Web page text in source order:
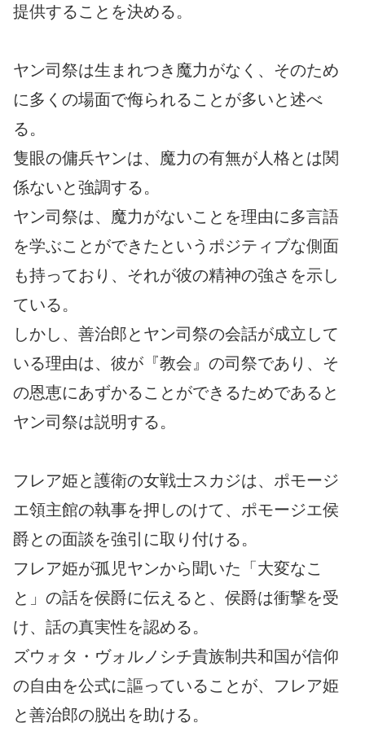
提供することを決める。
ヤン司祭は生まれつき魔力がなく、そのため
に多くの場面で侮られることが多いと述べ
る。
隻眼の傭兵ヤンは、魔力の有無が人格とは関
係ないと強調する。
ヤン司祭は、魔力がないことを理由に多言語
を学ぶことができたというポジティブな側面
も持っており、それが彼の精神の強さを示し
ている。
しかし、善治郎とヤン司祭の会話が成立して
いる理由は、彼が『教会』の司祭であり、そ
の恩恵にあずかることができるためであると
ヤン司祭は説明する。
フレア姫と護衛の女戦士スカジは、ポモージ
エ領主館の執事を押しのけて、ポモージエ侯
爵との面談を強引に取り付ける。
フレア姫が孤児ヤンから聞いた「大変なこ
と」の話を侯爵に伝えると、侯爵は衝撃を受
け、話の真実性を認める。
ズウォタ・ヴォルノシチ貴族制共和国が信仰
の自由を公式に謳っていることが、フレア姫
と善治郎の脱出を助ける。